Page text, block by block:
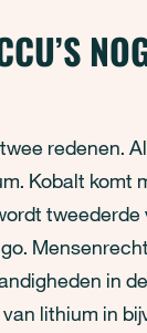
redenen.
Kobalt komt
tweederde
in
lithium in